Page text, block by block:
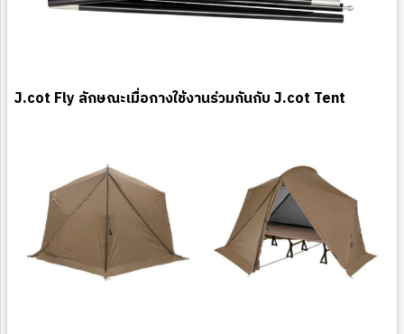
J.cot Fly ลักษณะเมื่อกางใช้งานร่วมกันกับ J.cot Tent